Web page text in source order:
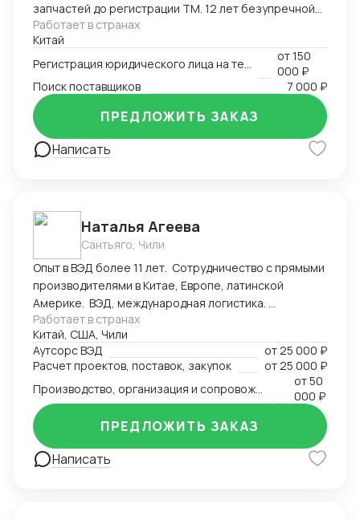
запчастей до регистрации ТМ. 12 лет безупречной
логистики. Опыт и специализация: * 12 лет в ВЭД:
Глубокое понимание китайского рынка и
юридических тонкостей. * Профильные поставки:
Экспертиза в категориях: автозапчасти,
промышленное и медицинское оборудование. Знаем
специфику сертификации и таможенной очистки
сложных грузов. Перечень услуг * Логистика и
импорт: Организация цепочек поставок любой
бухгалтерии по стандартам КНР. * Защита
интеллектуальной собственности (регистрация
торговых марок). * MICE-услуги: Организация
участия в выставках «под ключ» (от регистрации до
оформления стенда). Почему выбирают нас: *
Прямое присутствие: Работаем без посредников
внутри Китая. * Безопасность: Проверка
контрагентов и контроль качества на местах. *
Экономия времени: Берем на себя всю бюрократию
Работает в странах
Китай
от150
000 ₽
Поиск поставщиков
7 000 ₽
Написать
ПРЕДЛОЖИТЬ ЗАКАЗ
Наталья Агеева
Сантьяго, Чили
Опыт в ВЭД более 11 лет. Сотрудничество с прямыми
производителями в Китае, Европе, латинской
Америке. ВЭД, международная логистика.
Консалтинг. Закупки: оборудование, текстиль,
товары народного потребления. Собственная база
производств, логистика и платежи.
Работает в странах
Китай, США, Чили
Аутсорс ВЭД
от25 000 ₽
Расчет проектов, поставок, закупок
от25 000 ₽
от50
000 ₽
Написать
ПРЕДЛОЖИТЬ ЗАКАЗ